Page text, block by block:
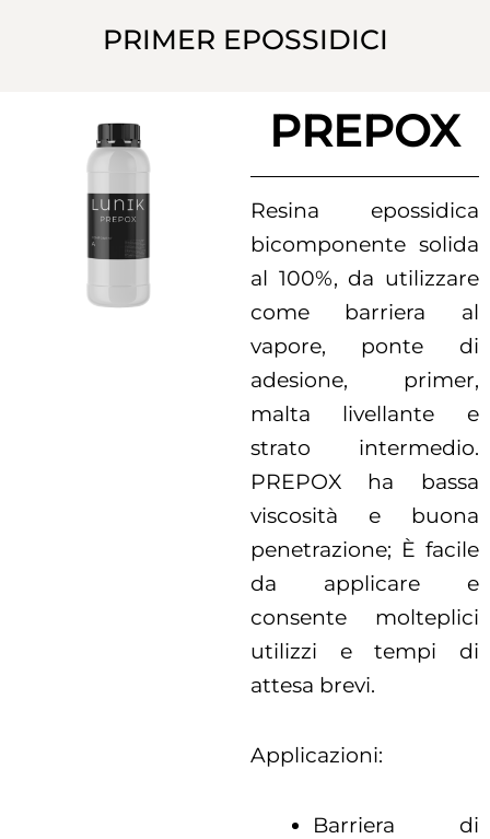
PRIMER EPOSSIDICI
PREPOX
Resina epossidica
bicomponente solida
al 100%, da utilizzare
come barriera al
vapore, ponte di
adesione, primer,
malta livellante e
strato intermedio.
PREPOX ha bassa
viscosità e buona
penetrazione; È facile
da applicare e
consente molteplici
utilizzi e tempi di
attesa brevi.
Applicazioni:
Barriera di